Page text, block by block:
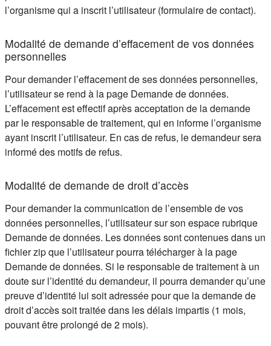
l’organisme qui a inscrit l’utilisateur (formulaire de contact).
Modalité de demande d’effacement de vos données
personnelles
Pour demander l’effacement de ses données personnelles,
l’utilisateur se rend à la page Demande de données.
L’effacement est effectif après acceptation de la demande
par le responsable de traitement, qui en informe l’organisme
ayant inscrit l’utilisateur. En cas de refus, le demandeur sera
informé des motifs de refus.
Modalité de demande de droit d’accès
Pour demander la communication de l’ensemble de vos
données personnelles, l’utilisateur sur son espace rubrique
Demande de données. Les données sont contenues dans un
fichier zip que l’utilisateur pourra télécharger à la page
Demande de données. Si le responsable de traitement à un
doute sur l’identité du demandeur, il pourra demander qu’une
preuve d’identité lui soit adressée pour que la demande de
droit d’accès soit traitée dans les délais impartis (1 mois,
pouvant être prolongé de 2 mois).